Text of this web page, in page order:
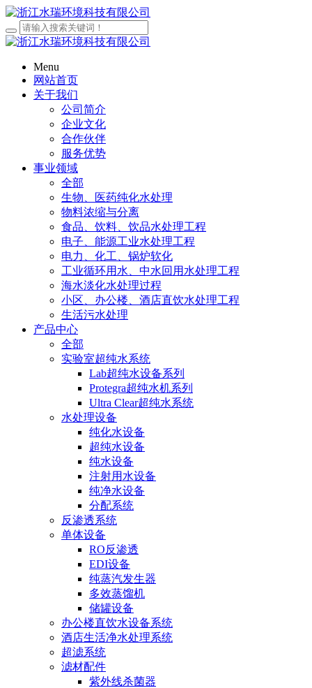
Menu
网站首页
关于我们
公司简介
企业文化
合作伙伴
服务优势
事业领域
全部
生物、医药纯化水处理
物料浓缩与分离
食品、饮料、饮品水处理工程
电子、能源工业水处理工程
电力、化工、锅炉软化
工业循环用水、中水回用水处理工程
海水淡化水处理过程
小区、办公楼、酒店直饮水处理工程
生活污水处理
产品中心
全部
实验室超纯水系统
Lab超纯水设备系列
Protegra超纯水机系列
Ultra Clear超纯水系统
水处理设备
纯化水设备
超纯水设备
纯水设备
注射用水设备
纯净水设备
分配系统
反渗透系统
单体设备
RO反渗透
EDI设备
纯蒸汽发生器
多效蒸馏机
储罐设备
办公楼直饮水设备系统
酒店生活净水处理系统
超滤系统
滤材配件
紫外线杀菌器